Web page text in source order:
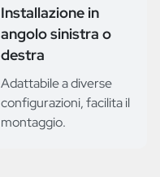
Installazione in
angolo sinistra o
destra
Adattabile a diverse
configurazioni, facilita il
montaggio.